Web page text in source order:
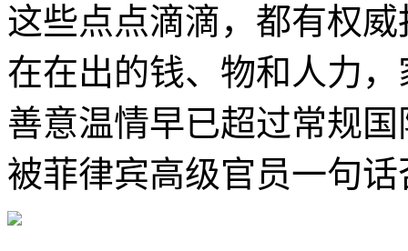
这些点点滴滴，都有权
在在出的钱、物和人力
善意温情早已超过常规
被菲律宾高级官员一句